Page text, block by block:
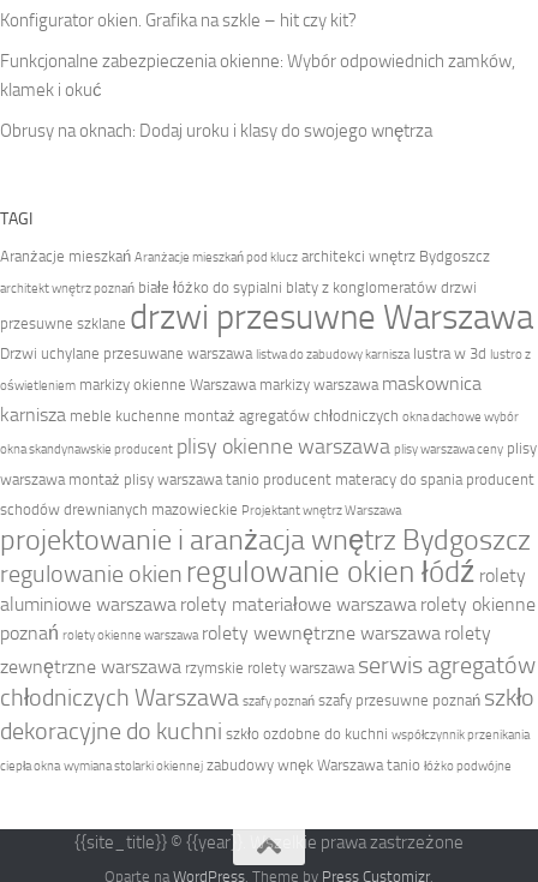
Konfigurator okien. Grafika na szkle – hit czy kit?
Funkcjonalne zabezpieczenia okienne: Wybór odpowiednich zamków,
klamek i okuć
Obrusy na oknach: Dodaj uroku i klasy do swojego wnętrza
TAGI
Aranżacje mieszkań Aranżacje mieszkań pod klucz architekci wnętrz Bydgoszcz
architekt wnętrz poznań białe łóżko do sypialni blaty z konglomeratów drzwi
przesuwne szklane drzwi przesuwne Warszawa
Drzwi uchylane przesuwane warszawa listwa do zabudowy karnisza lustra w 3d lustro z
oświetleniem markizy okienne Warszawa markizy warszawa maskownica
karnisza meble kuchenne montaż agregatów chłodniczych okna dachowe wybór
okna skandynawskie producent plisy okienne warszawa plisy warszawa ceny plisy
warszawa montaż plisy warszawa tanio producent materacy do spania producent
schodów drewnianych mazowieckie Projektant wnętrz Warszawa
projektowanie i aranżacja wnętrz Bydgoszcz
regulowanie okien regulowanie okien łódź rolety
aluminiowe warszawa rolety materiałowe warszawa rolety okienne
poznań rolety okienne warszawa rolety wewnętrzne warszawa rolety
zewnętrzne warszawa rzymskie rolety warszawa serwis agregatów
chłodniczych Warszawa szafy poznań szafy przesuwne poznań szkło
dekoracyjne do kuchni szkło ozdobne do kuchni współczynnik przenikania
ciepła okna wymiana stolarki okiennej zabudowy wnęk Warszawa tanio łóżko podwójne
{{site_title}} © {{year}}. Wszelkie prawa zastrzeżone
Oparte na WordPress . Theme by Press Customizr.